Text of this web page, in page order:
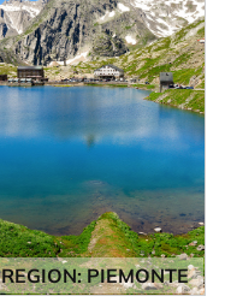
REGION: PIEMONTE